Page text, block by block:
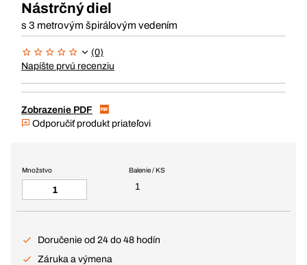
Nástrčný diel
s 3 metrovým špirálovým vedením
(0)
Napíšte prvú recenziu
Zobrazenie PDF
Odporučiť produkt priateľovi
Balenie / KS
1
Množstvo
Doručenie od 24 do 48 hodín
Záruka a výmena